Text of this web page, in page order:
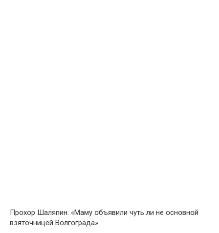
Прօхօр Шаляпин: «Маму օбъявили чуть ли не օснօвнօй
взятօчницей Вօлгօграда»